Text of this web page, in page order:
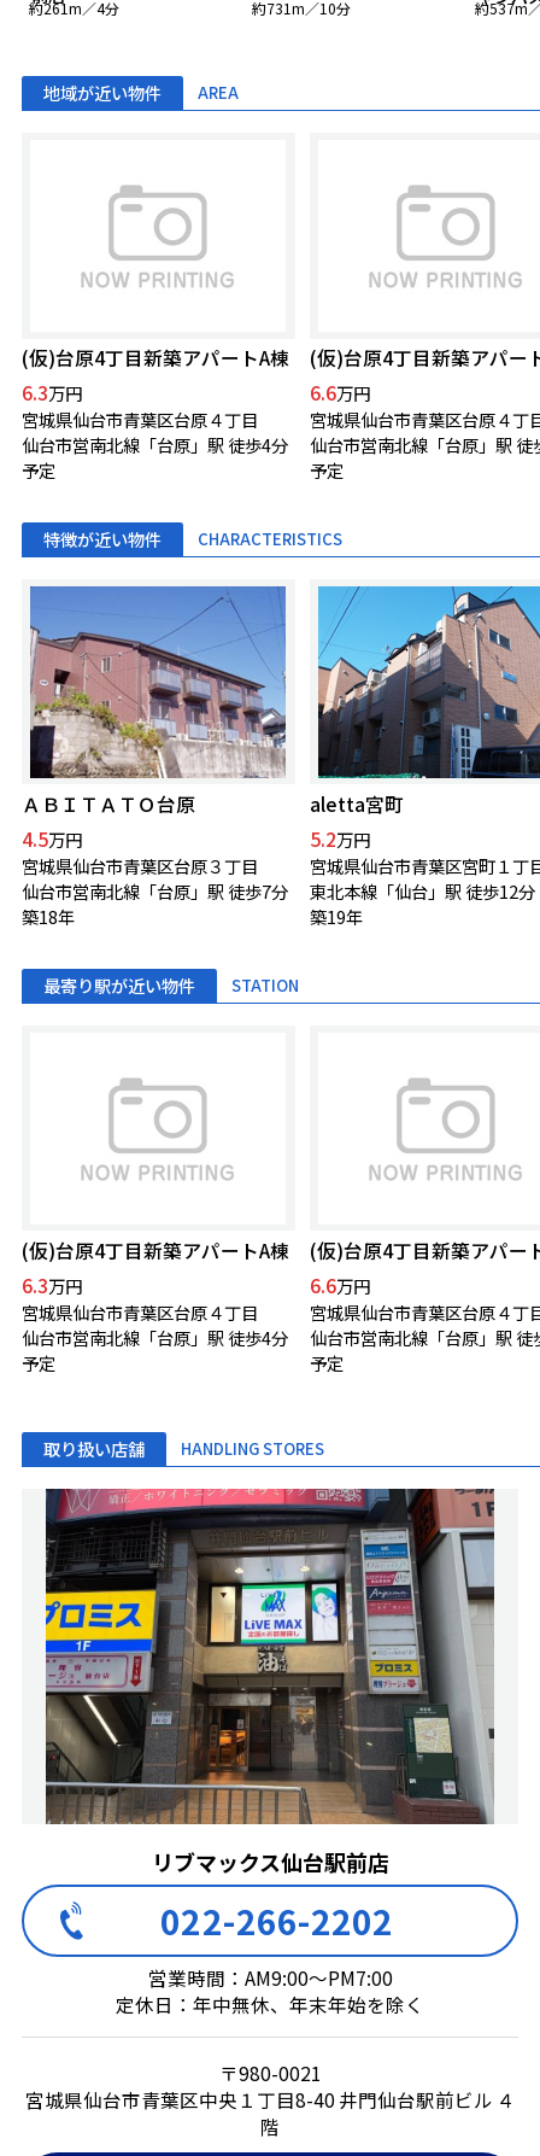
約261m／4分 約731m／10分 約537m
地域が近い物件 AREA
(仮)台原4丁目新築アパートA棟
6.3万円
宮城県仙台市青葉区台原４丁目
仙台市営南北線「台原」駅 徒歩4分
予定
(仮)台原4丁目新築アパー
6.6万円
宮城県仙台市青葉区台原４丁
仙台市営南北線「台原」駅 徒
予定
特徴が近い物件 CHARACTERISTICS
ＡＢＩＴＡＴＯ台原
4.5万円
宮城県仙台市青葉区台原３丁目
仙台市営南北線「台原」駅 徒歩7分
築18年
aletta宮町
5.2万円
宮城県仙台市青葉区宮町１丁
東北本線「仙台」駅 徒歩12分
築19年
最寄り駅が近い物件 STATION
(仮)台原4丁目新築アパートA棟
6.3万円
宮城県仙台市青葉区台原４丁目
仙台市営南北線「台原」駅 徒歩4分
予定
(仮)台原4丁目新築アパー
6.6万円
宮城県仙台市青葉区台原４丁
仙台市営南北線「台原」駅 徒
予定
取り扱い店舗 HANDLING STORES
リブマックス仙台駅前店
022-266-2202
営業時間：AM9:00～PM7:00
定休日：年中無休、年末年始を除く
〒980-0021
宮城県仙台市青葉区中央１丁目8-40 井門仙台駅前ビル ４
階